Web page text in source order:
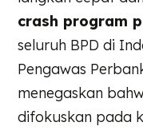
crash program
seluruh BPD di
Pengawas
menegaskan
difokuskan pada